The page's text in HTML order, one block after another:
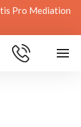
Pro Mediation